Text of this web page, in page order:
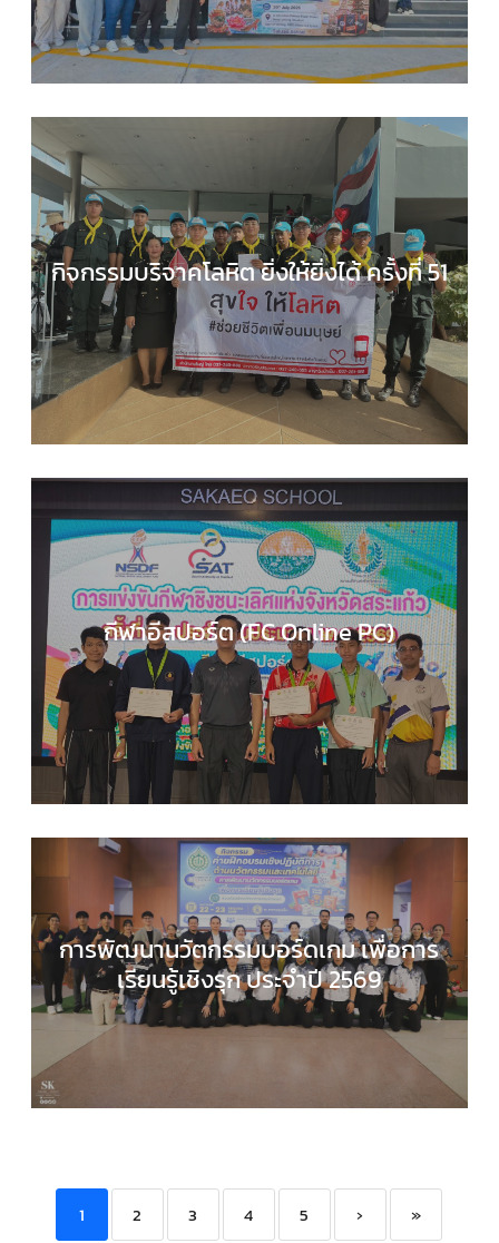
กิจกรรมของเรา , กิจกรรมนักเรียน, ข่าวประชาสัมพัน
กิจกรรมบริจาคโลหิต ยิ่งให้ยิ่งได้ ครั้งที่ 51
กลุ่มบริหารงานทั่วไป, กิจกรรมของเรา, กิจกรรมนักเ
, ข่าวประชาสัมพันธ์
กีฬาอีสปอร์ต (FC Online PC)
COMPUTER SCIENCE
กลุ่มสาระการเรียนรู้วิทยาศ
ละเทคโนโลยี, กิจกรรมของเรา, กิจกรรมนักเรียน,
ประชาสัมพันธ์
การพัฒนานวัตกรรมบอร์ดเกม เพื่อการ
เรียนรู้เชิงรุก ประจำปี 2569
COMPUTER SCIENCE, กลุ่มสาระการเรียนรู้วิทยาศา
ละเทคโนโลยี
กิจกรรมนักเรียน
1 2 3 4 5 › »